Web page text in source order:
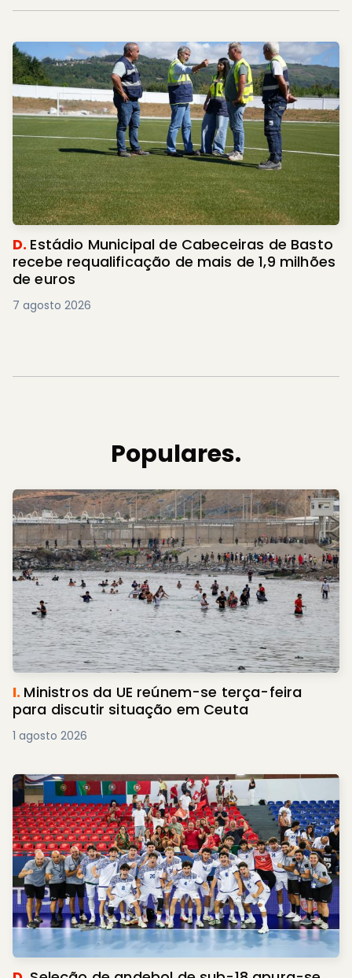
D. Estádio Municipal de Cabeceiras de Basto
recebe requalificação de mais de 1,9 milhões
de euros
7 agosto 2026
Populares.
I. Ministros da UE reúnem-se terça-feira
para discutir situação em Ceuta
1 agosto 2026